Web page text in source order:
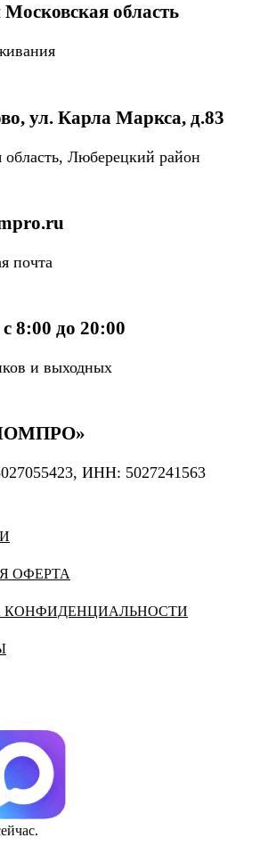
область
ул. Карла Маркса, д.83
область, Люберецкий район
почта
8:00 до 20:00
и выходных
ИНН: 5027241563
ОФЕРТА
КОНФИДЕНЦИАЛЬНОСТИ